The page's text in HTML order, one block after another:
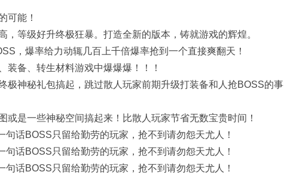
可能！
等级好升终极狂暴。打造全新的版本，铸就游戏的辉煌。
，爆率给力动辄几百上千倍爆率抢到一个直接爽翻天！
装备、转生材料游戏中爆爆爆！！！
极神秘礼包搞起，跳过散人玩家前期升级打装备和人抢BOSS的事
是一些神秘空间搞起来！比散人玩家节省无数宝贵时间！
话BOSS只留给勤劳的玩家，抢不到请勿怨天尤人！
话BOSS只留给勤劳的玩家，抢不到请勿怨天尤人！
话BOSS只留给勤劳的玩家，抢不到请勿怨天尤人！